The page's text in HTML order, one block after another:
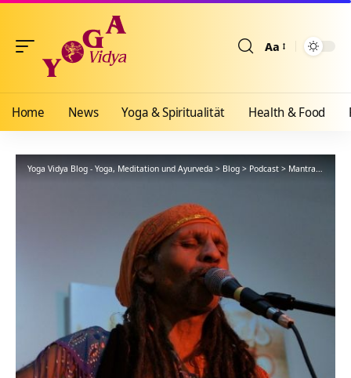
Aa
Home News Yoga & Spiritualität Health & Food
Yoga Vidya Blog - Yoga, Meditation und Ayurveda > Blog > Podcast > Mantra>